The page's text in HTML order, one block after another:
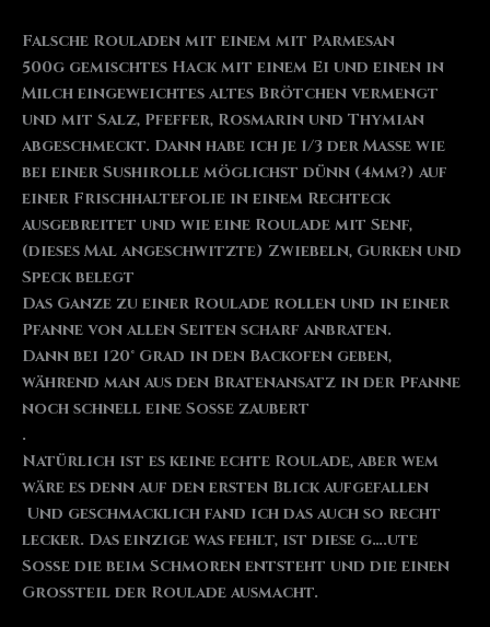
Falsche Rouladen mit einem mit Parmesan
500g gemischtes Hack mit einem Ei und einen in
Milch eingeweichtes altes Brötchen vermengt
und mit Salz, Pfeffer, Rosmarin und Thymian
abgeschmeckt. Dann habe ich je 1/3 der Masse wie
bei einer Sushirolle möglichst dünn (4mm?) auf
einer Frischhaltefolie in einem Rechteck
ausgebreitet und wie eine Roulade mit Senf,
(dieses Mal angeschwitzte) Zwiebeln, Gurken und
Speck belegt
Das Ganze zu einer Roulade rollen und in einer
Pfanne von allen Seiten scharf anbraten.
Dann bei 120° Grad in den Backofen geben,
während man aus den Bratenansatz in der Pfanne
noch schnell eine Soße zaubert
.
Natürlich ist es keine echte Roulade, aber wem
wäre es denn auf den ersten Blick aufgefallen
Und geschmacklich fand ich das auch so recht
lecker. Das einzige was fehlt, ist diese g….ute
Soße die beim Schmoren entsteht und die einen
Großteil der Roulade ausmacht.